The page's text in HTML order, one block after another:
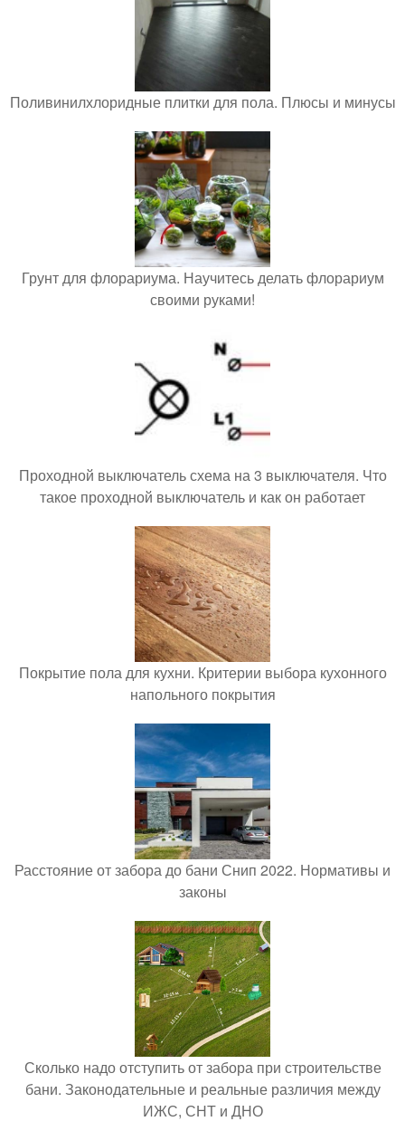
Поливинилхлоридные плитки для пола. Плюсы и минусы
Грунт для флорариума. Научитесь делать флорариум
своими руками!
Проходной выключатель схема на 3 выключателя. Что
такое проходной выключатель и как он работает
Покрытие пола для кухни. Критерии выбора кухонного
напольного покрытия
Расстояние от забора до бани Снип 2022. Нормативы и
законы
Сколько надо отступить от забора при строительстве
бани. Законодательные и реальные различия между
ИЖС, СНТ и ДНО